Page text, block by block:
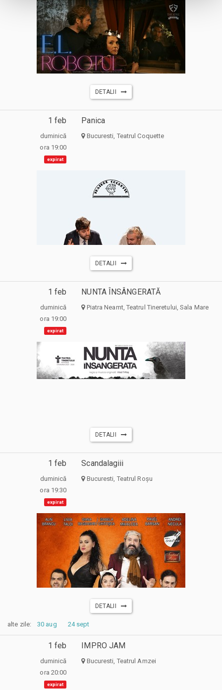
DETALII
1 feb
duminică
ora 19:00
expirat
Panica
Bucuresti, Teatrul Coquette
DETALII
1 feb
duminică
ora 19:00
expirat
NUNTA ÎNSÂNGERATĂ
Piatra Neamt, Teatrul Tineretului, Sala Mare
DETALII
1 feb
duminică
ora 19:30
expirat
Scandalagiii
Bucuresti, Teatrul Roșu
DETALII
alte zile: 30 aug 24 sept
1 feb
duminică
ora 20:00
expirat
IMPRO JAM
Bucuresti, Teatrul Amzei